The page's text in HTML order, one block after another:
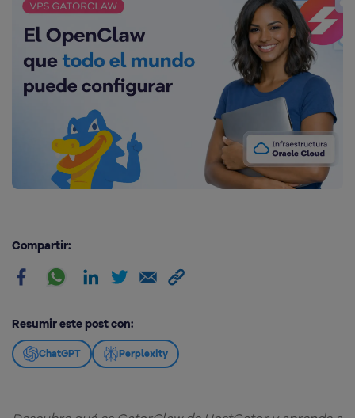
Compartir:
Resumir este post con:
ChatGPT Perplexity